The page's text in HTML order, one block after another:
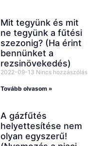
Mit tegyünk és mit
ne tegyünk a fűtési
szezonig? (Ha érint
bennünket a
rezsinövekedés)
2022-09-13 Nincs hozzászólás
Tovább olvasom »
A gázfűtés
helyettesítése nem
olyan egyszerű!